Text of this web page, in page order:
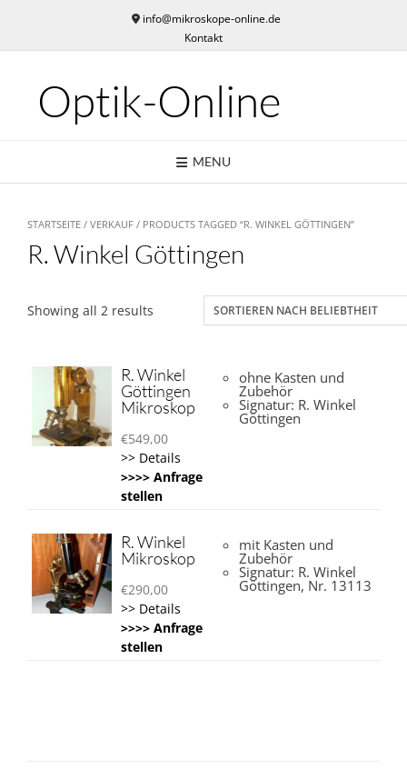
content
info@mikroskope-online.de
Kontakt
Optik-Online
MENU
STARTSEITE / VERKAUF / PRODUCTS TAGGED “R. WINKEL GÖTTINGEN”
R. Winkel Göttingen
Showing all 2 results
R. Winkel
Göttingen
Mikroskop
€549,00
>> Details
>>>> Anfrage
stellen
ohne Kasten und
Zubehör
Signatur: R. Winkel
Göttingen
R. Winkel
Mikroskop
€290,00
>> Details
>>>> Anfrage
stellen
mit Kasten und
Zubehör
Signatur: R. Winkel
Göttingen, Nr. 13113